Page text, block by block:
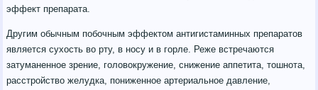
эффект препарата.
Другим обычным побочным эффектом антигистаминных препаратов
является сухость во рту, в носу и в горле. Реже встречаются
затуманенное зрение, головокружение, снижение аппетита, тошнота,
расстройство желудка, пониженное артериальное давление,